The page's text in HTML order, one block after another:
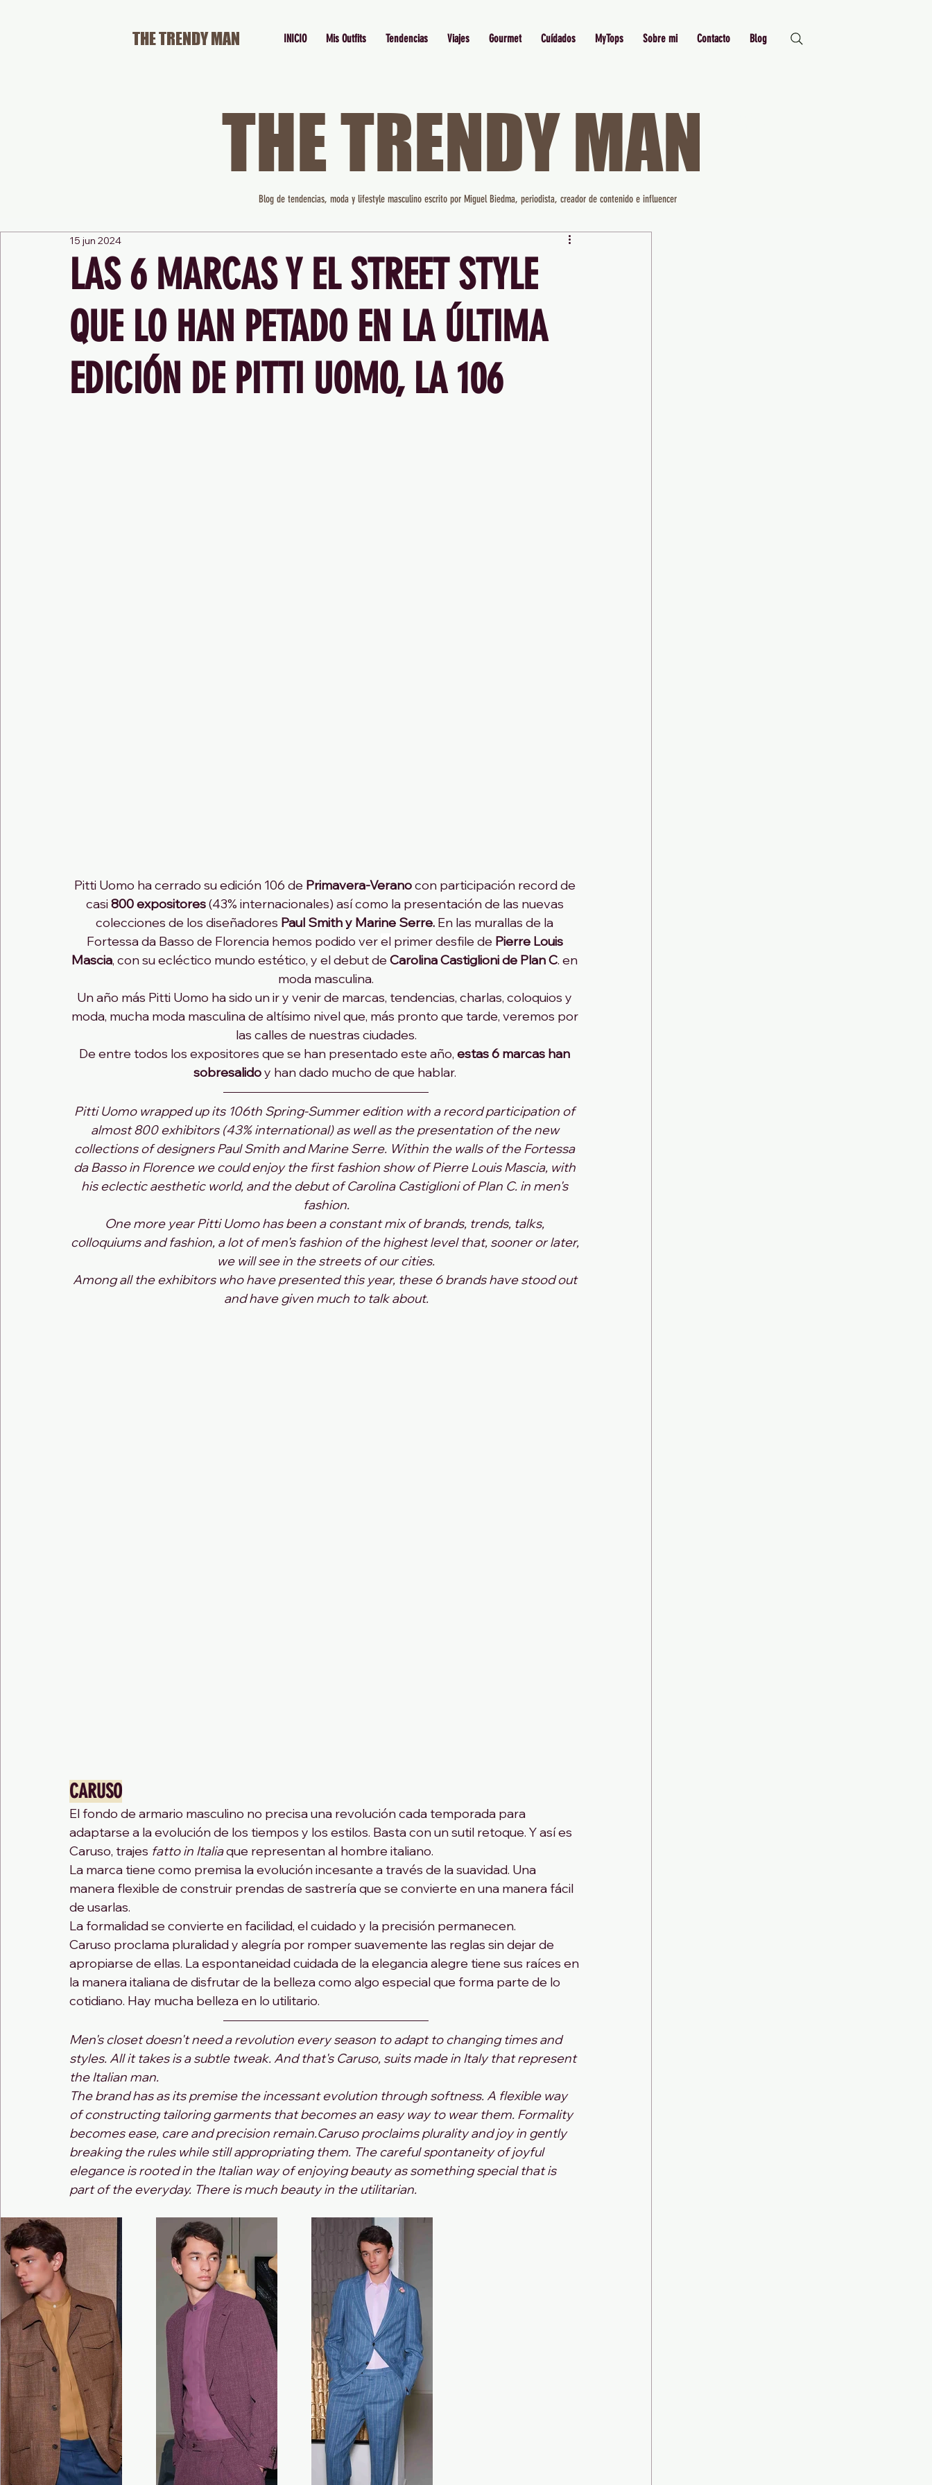
INICIO Mis Outfits Tendencias Viajes Gourmet Cuídados MyTops Sobre mi Contacto Blog
THE TRENDY MAN
LAS 6 MARCAS Y EL STREET STYLE
QUE LO HAN PETADO EN LA ÚLTIMA
EDICIÓN DE PITTI UOMO, LA 106
15 jun 2024
Pitti Uomo ha cerrado su edición 106 de Primavera-Verano con participación record de
casi 800 expositores (43% internacionales) así como la presentación de las nuevas
colecciones de los diseñadores Paul Smith y Marine Serre. En las murallas de la
Fortessa da Basso de Florencia hemos podido ver el primer desfile de Pierre Louis
Mascia, con su ecléctico mundo estético, y el debut de Carolina Castiglioni de Plan C. en
moda masculina.
Un año más Pitti Uomo ha sido un ir y venir de marcas, tendencias, charlas, coloquios y
moda, mucha moda masculina de altísimo nivel que, más pronto que tarde, veremos por
las calles de nuestras ciudades.
De entre todos los expositores que se han presentado este año, estas 6 marcas han
sobresalido y han dado mucho de que hablar.
Pitti Uomo wrapped up its 106th Spring-Summer edition with a record participation of
almost 800 exhibitors (43% international) as well as the presentation of the new
collections of designers Paul Smith and Marine Serre. Within the walls of the Fortessa
da Basso in Florence we could enjoy the first fashion show of Pierre Louis Mascia, with
his eclectic aesthetic world, and the debut of Carolina Castiglioni of Plan C. in men's
fashion.
One more year Pitti Uomo has been a constant mix of brands, trends, talks,
colloquiums and fashion, a lot of men's fashion of the highest level that, sooner or later,
we will see in the streets of our cities.
Among all the exhibitors who have presented this year, these 6 brands have stood out
and have given much to talk about.
CARUSO
El fondo de armario masculino no precisa una revolución cada temporada para
adaptarse a la evolución de los tiempos y los estilos. Basta con un sutil retoque. Y así es
Caruso, trajes fatto in Italia que representan al hombre italiano.
La marca tiene como premisa la evolución incesante a través de la suavidad. Una
manera flexible de construir prendas de sastrería que se convierte en una manera fácil
de usarlas.
La formalidad se convierte en facilidad, el cuidado y la precisión permanecen.
Caruso proclama pluralidad y alegría por romper suavemente las reglas sin dejar de
apropiarse de ellas. La espontaneidad cuidada de la elegancia alegre tiene sus raíces en
la manera italiana de disfrutar de la belleza como algo especial que forma parte de lo
cotidiano. Hay mucha belleza en lo utilitario.
Men's closet doesn't need a revolution every season to adapt to changing times and
styles. All it takes is a subtle tweak. And that's Caruso, suits made in Italy that represent
the Italian man.
The brand has as its premise the incessant evolution through softness. A flexible way
of constructing tailoring garments that becomes an easy way to wear them. Formality
becomes ease, care and precision remain.Caruso proclaims plurality and joy in gently
breaking the rules while still appropriating them. The careful spontaneity of joyful
elegance is rooted in the Italian way of enjoying beauty as something special that is
part of the everyday. There is much beauty in the utilitarian.
Blog de tendencias, moda y lifestyle masculino escrito por Miguel Biedma, periodista, creador de contenido e influencer
THE TRENDY MAN